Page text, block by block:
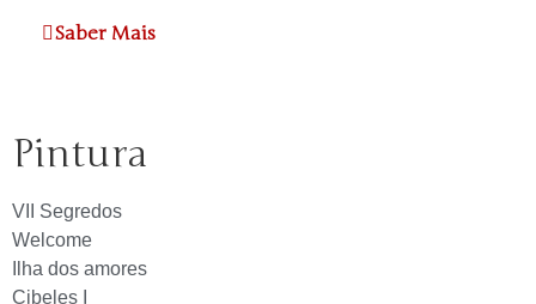
Saber Mais
Pintura
VII Segredos
Welcome
Ilha dos amores
Cibeles I